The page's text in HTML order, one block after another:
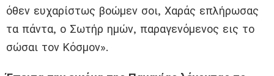
όθεν ευχαρίστως βοώμεν σοι, Χαράς επλήρωσας
τα πάντα, ο Σωτήρ ημών, παραγενόμενος εις το
σώσαι τον Κόσμον».